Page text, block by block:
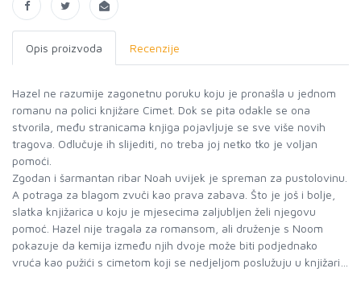
Opis proizvoda Recenzije
Hazel ne razumije zagonetnu poruku koju je pronašla u jednom
romanu na polici knjižare Cimet. Dok se pita odakle se ona
stvorila, među stranicama knjiga pojavljuje se sve više novih
tragova. Odlučuje ih slijediti, no treba joj netko tko je voljan
pomoći.
Zgodan i šarmantan ribar Noah uvijek je spreman za pustolovinu.
A potraga za blagom zvuči kao prava zabava. Što je još i bolje,
slatka knjižarica u koju je mjesecima zaljubljen želi njegovu
pomoć. Hazel nije tragala za romansom, ali druženje s Noom
pokazuje da kemija između njih dvoje može biti podjednako
vruća kao pužići s cimetom koji se nedjeljom poslužuju u knjižari…